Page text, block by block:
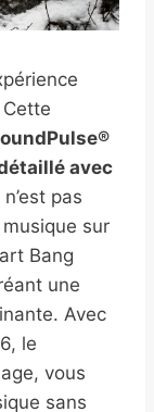
Cette
avec
pas
sur
Bang
une
Avec
le
vous
sans